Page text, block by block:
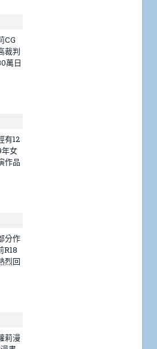
CG
裁判
萬日
有12
女
作品
分作
R18
烈回
莉漫